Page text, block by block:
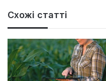
Схожі статті